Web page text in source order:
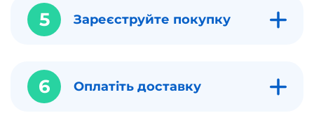
5 Зареєструйте покупку
6 Оплатіть доставку